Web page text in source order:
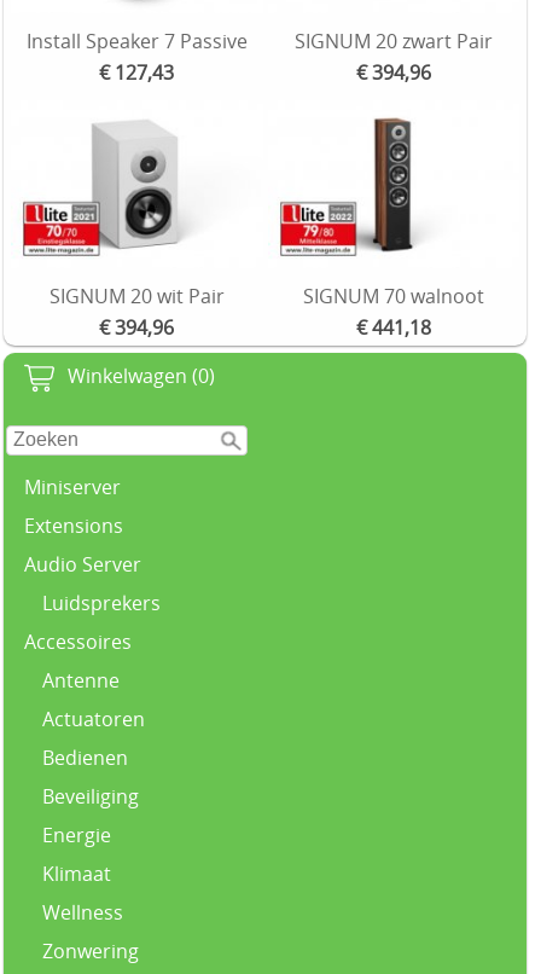
Winkelwagen (0)
Miniserver
Extensions
Audio Server
Luidsprekers
Accessoires
Antenne
Actuatoren
Bedienen
Beveiliging
Energie
Klimaat
Wellness
Zonwering
Install Speaker 7 Passive
€ 127,43
SIGNUM 20 zwart Pair
€ 394,96
SIGNUM 20 wit Pair
€ 394,96
SIGNUM 70 walnoot
€ 441,18